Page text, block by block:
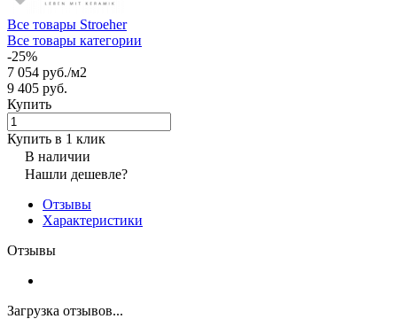
Все товары Stroeher
Все товары категории
-25%
7 054 руб./м2
9 405 руб.
Купить
Купить в 1 клик
В наличии
Нашли дешевле?
Отзывы
Характеристики
Отзывы
Загрузка отзывов...